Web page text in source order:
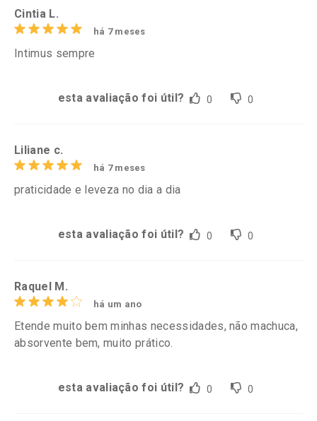
Cintia L.
há 7 meses
Intimus sempre
esta avaliação foi útil? 0 0
Liliane c.
há 7 meses
praticidade e leveza no dia a dia
esta avaliação foi útil? 0 0
Raquel M.
há um ano
Etende muito bem minhas necessidades, não machuca,
absorvente bem, muito prático.
esta avaliação foi útil? 0 0